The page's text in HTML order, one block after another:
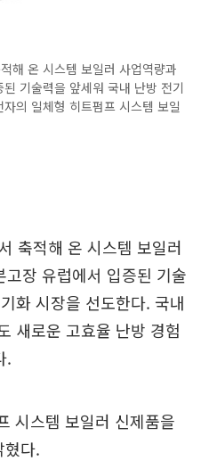
해 온 시스템 보일러 사업역량과
기술력을 앞세워 국내 난방 전기
의 일체형 히트펌프 시스템 보일
축적해 온 시스템 보일러
장 유럽에서 입증된 기술
화 시장을 선도한다. 국내
새로운 고효율 난방 경험
.
시스템 보일러 신제품을
혔다.